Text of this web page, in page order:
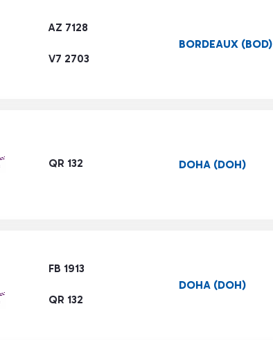
AZ 7128
V7 2703
BORDEAUX (BOD)
QR 132 DOHA (DOH)
FB 1913
QR 132
DOHA (DOH)